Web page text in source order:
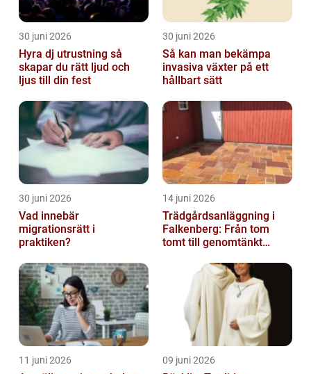
30 juni 2026
Hyra dj utrustning så
skapar du rätt ljud och
ljus till din fest
30 juni 2026
Så kan man bekämpa
invasiva växter på ett
hållbart sätt
30 juni 2026
Vad innebär
migrationsrätt i
praktiken?
14 juni 2026
Trädgårdsanläggning i
Falkenberg: Från tom
tomt till genomtänkt
11 juni 2026 09 juni 2026